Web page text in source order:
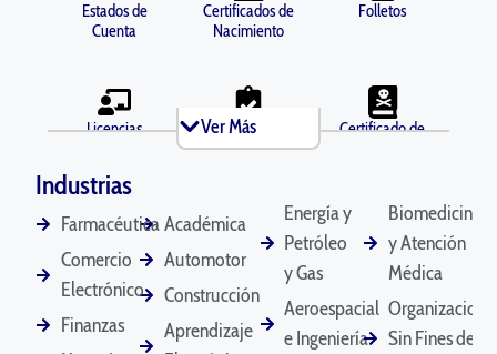
Estados de
Cuenta
Certificados de
Nacimiento
Folletos
Licencias
Antecedentes
Penales
Certificado de
Declaración
Testimonial
Diplomas
Documentos de
Divorcio
Ver Más
Industrias
Académica
Automotor
Construcción
Aprendizaje
Farmacéutica
Comercio
Electrónico
Finanzas
Energía y
Petróleo
y Gas
Aeroespacial
e Ingeniería
Biomedicina
y Atención
Médica
Sin Fines de